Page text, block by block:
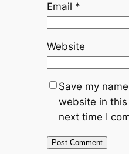
Email *
Website
Save my
website in
next time I